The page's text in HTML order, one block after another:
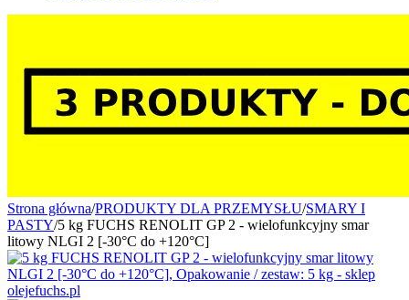
Strona główna/PRODUKTY DLA PRZEMYSŁU/SMARY I
PASTY/5 kg FUCHS RENOLIT GP 2 - wielofunkcyjny smar
litowy NLGI 2 [-30°C do +120°C]